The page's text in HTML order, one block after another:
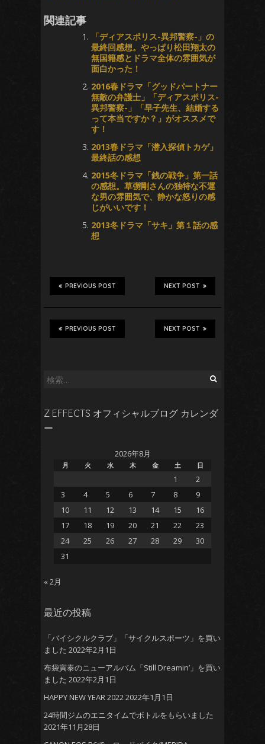
関連記事
「ディアスポリス-異邦警察-」の
最終回感想。やっぱり松田翔太の
無国籍感とドラマ全体の雰囲気が
面白かった！
2016春ドラマ「グッドパートナー
無敵の弁護士」「ディアスポリス-
異邦警察-」「早子先生、結婚する
って本当ですか？」がオススメで
す！
2013春ドラマ「潜入探偵トカゲ」
最終話の感想
2015冬ドラマ「銭の戦争」第一話
の感想。草彅剛さんの独特な不運
な男の雰囲気で、静かな怒りの感
じがいいです！
2013冬ドラマ「サキ」第１話の感
想
NEXT POST
PREVIOUS POST
NEXT POST
PREVIOUS POST
検
Z EFFECTS オフィシャルブログ カレンダ
ー
2026年8月
月 火 水 木 金 土 日
1
2
3
4 5 6 7 8
9
10
11 12 13 14 15
16
17
18 19 20 21 22
23
24
25 26 27 28 29
30
31
« 2月
最近の投稿
「バイシクルクラブ」「サイクルスポーツ」を買い
ました 2022年2月1日
布袋寅泰のニューアルバム「Still Dreamin’」を買い
ました 2022年2月1日
HAPPY NEW YEAR 20222022年1月1日
24時間ジムのエニタイムでボトルをもらいました
2021年11月28日